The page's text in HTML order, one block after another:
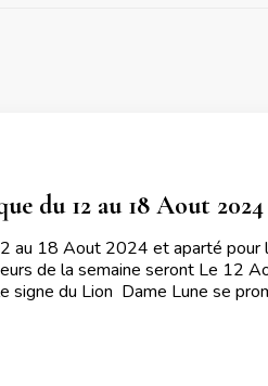
du 12 au 18 Aout
au 18 Aout 2024 et aparté pour
de la semaine seront Le 12
signe du Lion Dame Lune se